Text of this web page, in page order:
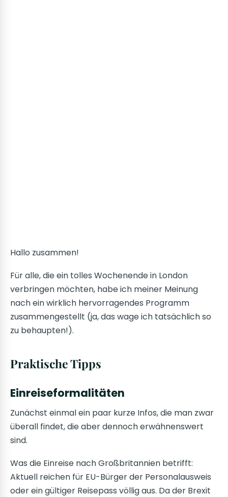
Hallo zusammen!
Für alle, die ein tolles Wochenende in London
verbringen möchten, habe ich meiner Meinung
nach ein wirklich hervorragendes Programm
zusammengestellt (ja, das wage ich tatsächlich so
zu behaupten!).
Praktische Tipps
Einreiseformalitäten
Zunächst einmal ein paar kurze Infos, die man zwar
überall findet, die aber dennoch erwähnenswert
sind.
Was die Einreise nach Großbritannien betrifft:
Aktuell reichen für EU-Bürger der Personalausweis
oder ein gültiger Reisepass völlig aus. Da der Brexit